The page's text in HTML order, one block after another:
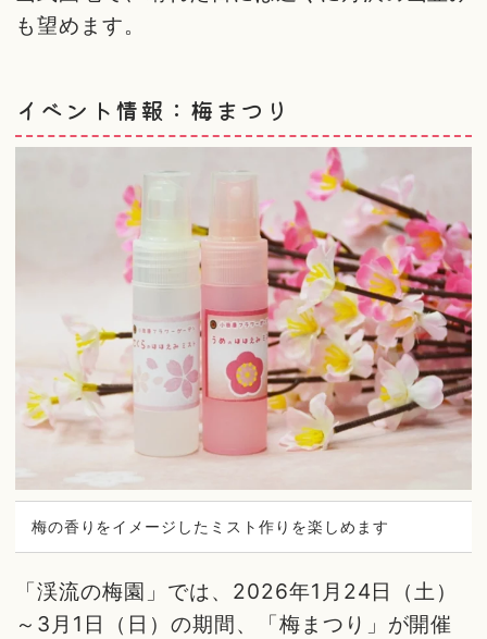
も望めます。
イベント情報：梅まつり
梅の香りをイメージしたミスト作りを楽しめます
「渓流の梅園」では、2026年1月24日（土）
～3月1日（日）の期間、「梅まつり」が開催